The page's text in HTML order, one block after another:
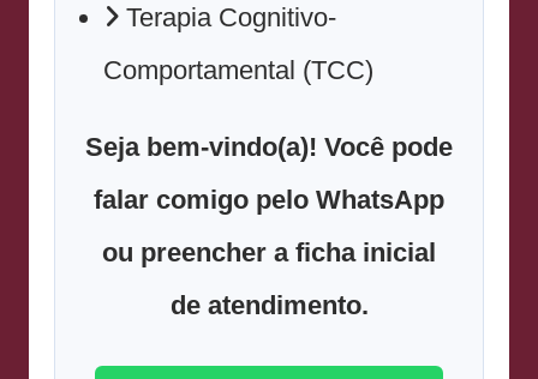
Terapia Cognitivo-
Comportamental (TCC)
Seja bem-vindo(a)! Você pode
falar comigo pelo WhatsApp
ou preencher a ficha inicial
de atendimento.